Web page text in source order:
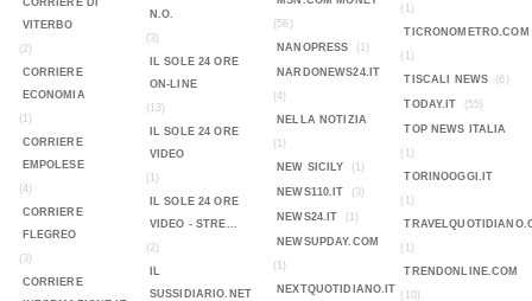
CORRIERE DI
VITERBO
(2)
CORRIERE
ECONOMIA
(1)
CORRIERE
EMPOLESE
(4)
CORRIERE
FLEGREO
(3)
CORRIERE
N.O.
(3)
IL SOLE 24 ORE
ON-LINE
(13)
IL SOLE 24 ORE
VIDEO
(1)
IL SOLE 24 ORE
VIDEO - STRE...
(2)
IL
SUSSIDIARIO.NET
(58)
NANOPRESS
(1)
NARDONEWS24.IT
(4)
NELLA NOTIZIA
(1)
NEW SICILY
(1)
NEWS110.IT (3)
NEWS24.IT (1)
NEWSUPDAY.COM
(1)
NEXTQUOTIDIANO.IT
(1)
TICRONOMETRO.COM
(1)
TISCALI NEWS
(6)
TODAY.IT (55)
TOP NEWS ITALIA
(1)
TORINOOGGI.IT
(1)
(1)
TRENDONLINE.COM
(10)